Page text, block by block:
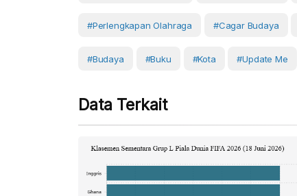
#perlengkapan Olahraga #Cagar Budaya
#budaya #Buku #Kota #Update Me
Data Terkait